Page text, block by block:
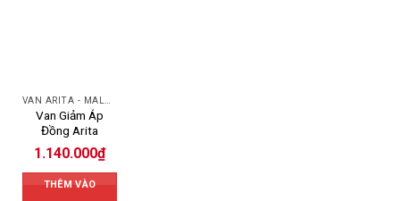
Van Giảm Áp
Đồng Arita
1.140.000₫
THÊM VÀO